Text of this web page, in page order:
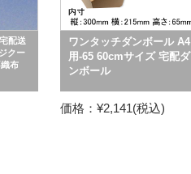
配送
クー
布
ワンタッチダンボール A4
用-65 60cmサイズ 宅配ダ
ンボール
価格：¥2,141(税込)